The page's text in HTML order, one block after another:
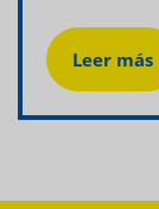
Leer más